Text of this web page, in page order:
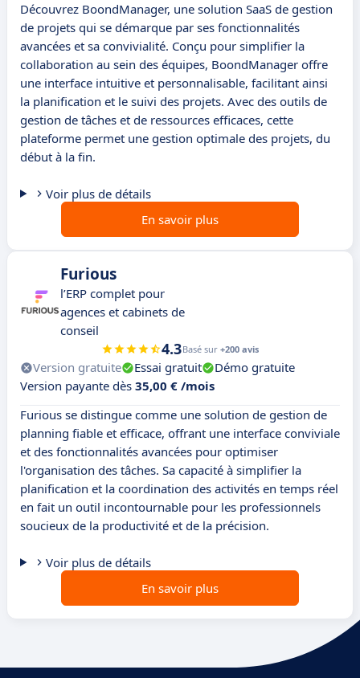
Découvrez BoondManager, une solution SaaS de gestion
de projets qui se démarque par ses fonctionnalités
avancées et sa convivialité. Conçu pour simplifier la
collaboration au sein des équipes, BoondManager offre
une interface intuitive et personnalisable, facilitant ainsi
la planification et le suivi des projets. Avec des outils de
gestion de tâches et de ressources efficaces, cette
plateforme permet une gestion optimale des projets, du
début à la fin.
Voir plus de détails
En savoir plus
Furious
l’ERP complet pour
agences et cabinets de
conseil
4.3Basé sur +200 avis
Version gratuite Essai gratuit
Démo gratuite
Version payante dès 35,00 € /mois
Furious se distingue comme une solution de gestion de
planning fiable et efficace, offrant une interface conviviale
et des fonctionnalités avancées pour optimiser
l'organisation des tâches. Sa capacité à simplifier la
planification et la coordination des activités en temps réel
en fait un outil incontournable pour les professionnels
soucieux de la productivité et de la précision.
Voir plus de détails
En savoir plus